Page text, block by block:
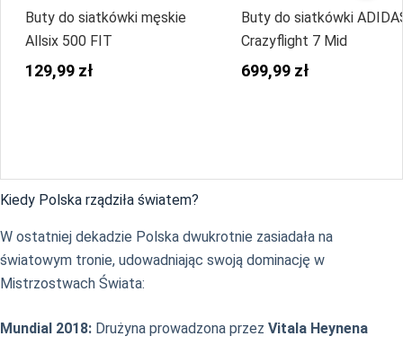
Buty do siatkówki męskie
Allsix 500 FIT
129,99 zł
Buty do siatkówki
Crazyflight 7 Mid
699,99 zł
Kiedy Polska rządziła światem?
W ostatniej dekadzie Polska dwukrotnie zasiadała na
światowym tronie, udowadniając swoją dominację w
Mistrzostwach Świata:
Mundial 2018: Drużyna prowadzona przez Vitala Heynena